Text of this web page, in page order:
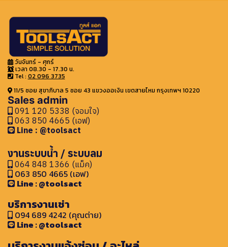
วันจันทร์ - ศุกร์
เวลา 08.30 - 17.30 น.
Tel : 02 096 3735
11/5 ซอย สุขาภิบาล 5 ซอย 43 แขวงออเงิน เขตสายไหม กรุงเทพฯ 10220
Sales admin
091 120 5338 (จอมใจ)
063 850 4665 (เอฟ)
Line : @toolsact
งานระบบน้ำ / ระบบลม
064 848 1366 (แม็ค)
063 850 4665 (เอฟ)
Line : @toolsact
บริการงานเช่า
094 689 4242 (คุณต่าย)
Line : @toolsact